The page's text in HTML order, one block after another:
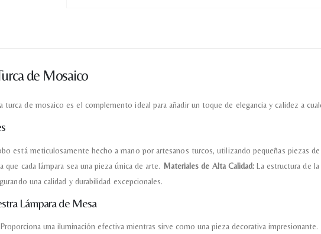
de Mosaico
turca de mosaico es el complemento ideal para añadir un toque de elegancia y calidez a
está meticulosamente hecho a mano por artesanos turcos, utilizando pequeñas piezas
que cada lámpara sea una pieza única de arte. Materiales de Alta Calidad: La estructura de
una calidad y durabilidad excepcionales.
Lámpara de Mesa
Proporciona una iluminación efectiva mientras sirve como una pieza decorativa impresionante.
Doy mi consentimiento
que envío para que puedan